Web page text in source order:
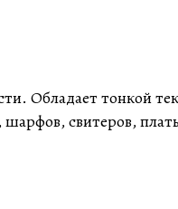
Обладает тонкой
свитеров,